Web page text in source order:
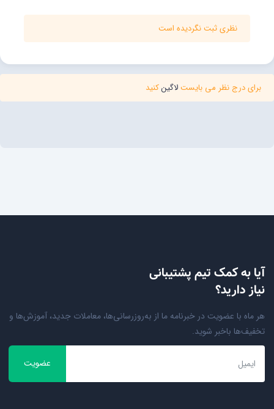
نظری ثبت نگردیده است
برای درج نظر می بایستلاگینکنید
آیا به کمک تیم پشتیبانی
نیاز دارید؟
هر ماه با عضویت در خبرنامه ما از به‌روزرسانی‌ها، معاملات جدید، آموزش‌ها و
تخفیف‌ها باخبر شوید.
عضویت